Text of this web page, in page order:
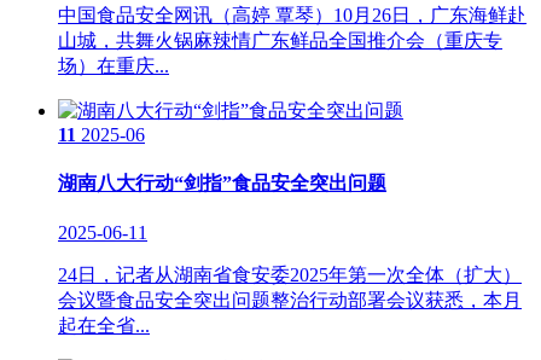
中国食品安全网讯（高婷 覃琴）10月26日，广东海鲜赴
山城，共舞火锅麻辣情广东鲜品全国推介会（重庆专
场）在重庆...
11 2025-06
湖南八大行动“剑指”食品安全突出问题
2025-06-11
24日，记者从湖南省食安委2025年第一次全体（扩大）
会议暨食品安全突出问题整治行动部署会议获悉，本月
起在全省...